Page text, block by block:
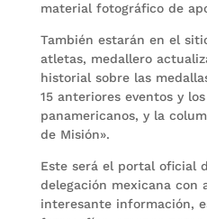
material fotográfico de
También estarán en el
atletas, medallero
historial sobre las
15 anteriores eventos y
panamericanos, y la
de Misión».
Este será el portal oficial
delegación mexicana con
interesante información,